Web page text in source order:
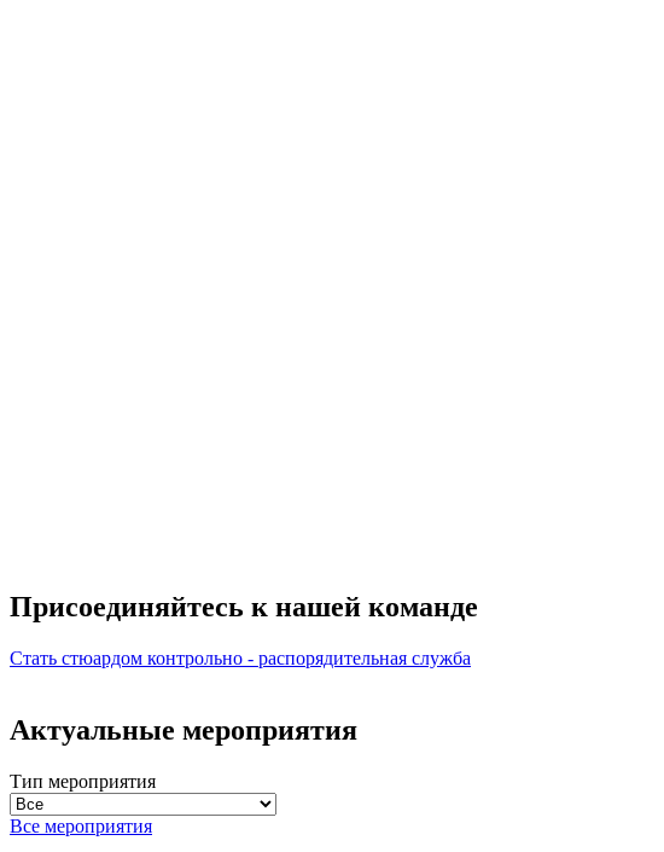
Присоединяйтесь к нашей команде
Стать стюардом контрольно - распорядительная служба
Актуальные мероприятия
Тип мероприятия
Все мероприятия